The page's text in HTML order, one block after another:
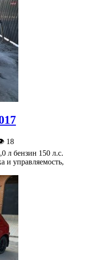
18
л бензин 150 л.с.
и управляемость,